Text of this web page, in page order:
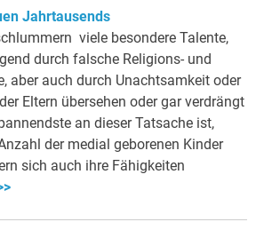
Jahrtausends
viele besondere Talente,
durch falsche Religions- und
aber auch durch Unachtsamkeit oder
Eltern übersehen oder gar verdrängt
an dieser Tatsache ist,
der medial geborenen Kinder
sich auch ihre Fähigkeiten